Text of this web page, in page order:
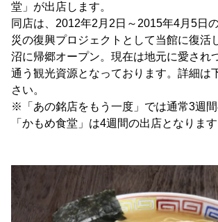
堂」が出店します。
同店は、2012年2月2日～2015年4月5日
災の復興プロジェクトとして当館に復活
沼に帰郷オープン。現在は地元に愛され
通う観光資源となっております。詳細は
さい。
※「あの銘店をもう一度」では通常3週間
「かもめ食堂」は4週間の出店となります